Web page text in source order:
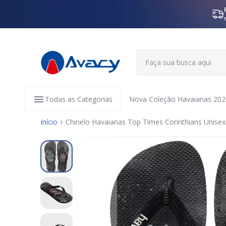
Todas as Categorias Nova Coleção Havaianas
Início
Chinelo Havaianas Top Times Corinthians Unisex
Pular
para
o
final
da
Galeria